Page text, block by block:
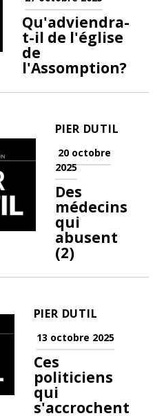
Qu'adviendra-
t-il de l'église
de
l'Assomption?
PIER DUTIL
20 octobre
2025
Des
médecins
qui
abusent
(2)
PIER DUTIL
13 octobre 2025
Ces
politiciens
qui
s'accrochent